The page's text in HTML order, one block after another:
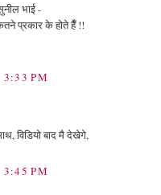
भाई -
प्रकार के होते हैँ !!
PM
विडियो बाद मै देखेगे,
PM